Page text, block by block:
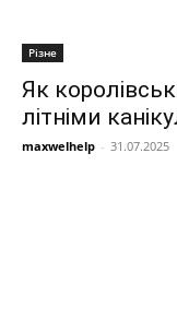
Різне
Як
літніми
maxwelhelp - 31.07.2025